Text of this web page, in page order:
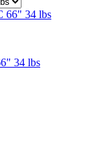
34 lbs